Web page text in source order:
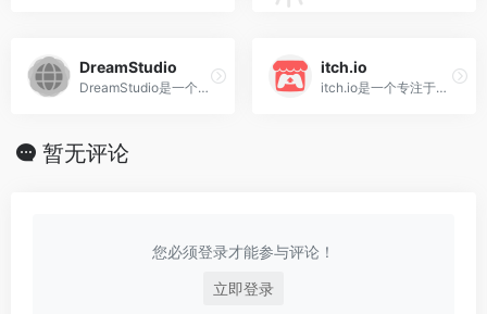
DreamStudio‌
‌DreamStudio‌是一个由Stability AI运营的基于人工智能的内容生成平台，专注于提供高效且高质量的视觉内容生成服务。用户可以通过这个平台使用AI技术快速制作各种创意内容，包括图像、设计等‌。
‌itch.io‌
‌itch.io‌是一个专注于独立游戏开发和发布的平台，致力于为独立游戏开发者提供一个自由、灵活的创作和分发环境，不仅支持游戏的发布和销售，还提供了丰富的游戏开发资源和社区交流平台，吸引了大量的独立游戏开发者和玩家。
暂无评论
您必须登录才能参与评论！
立即登录